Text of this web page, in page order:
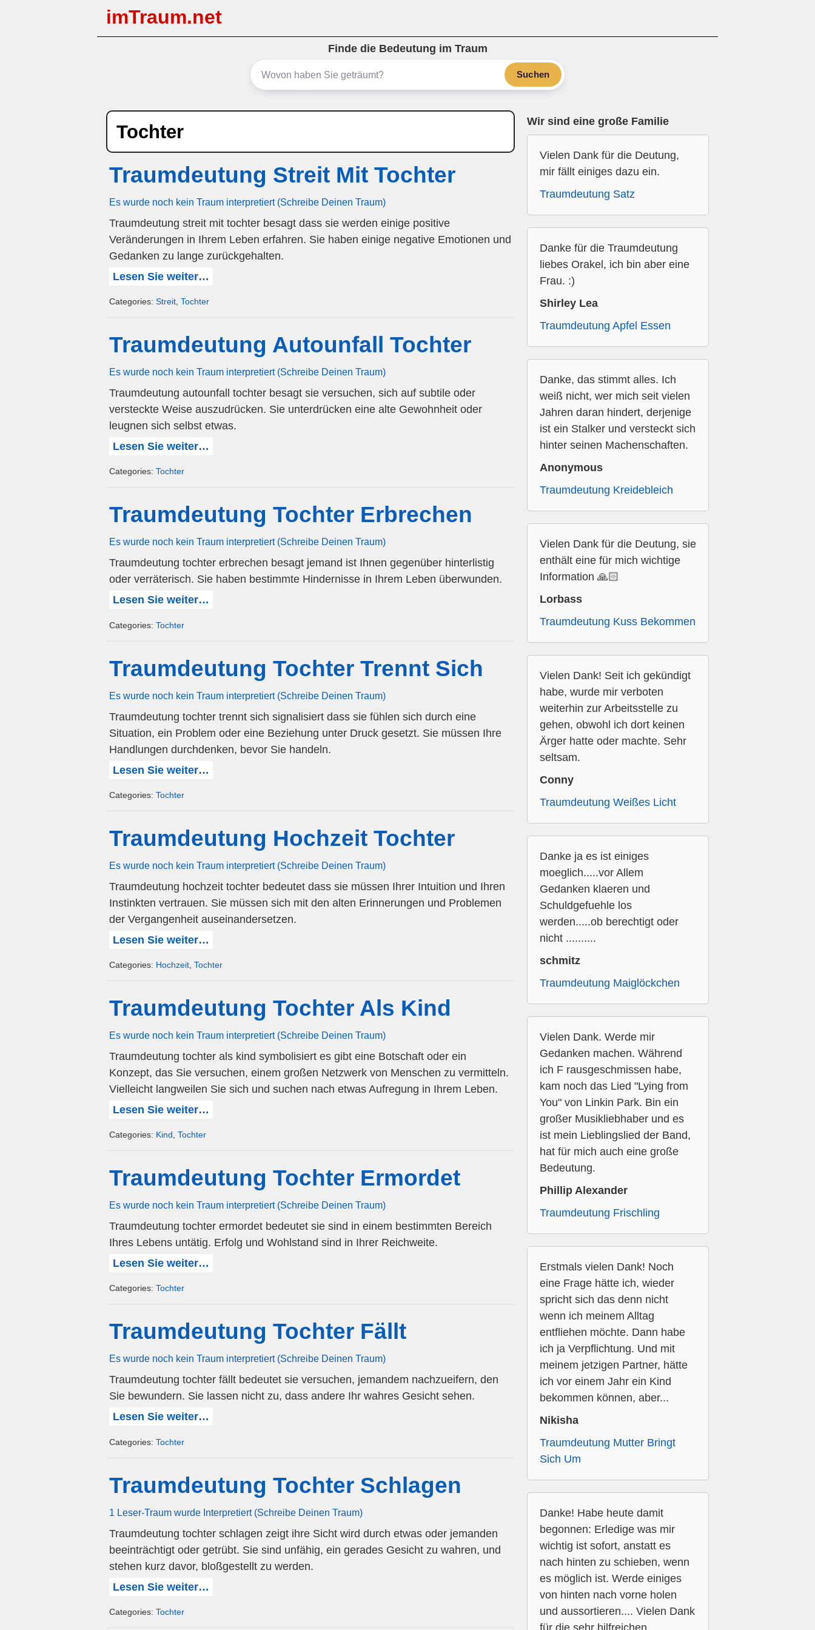
imTraum.net
Finde die Bedeutung im Traum
Suchen
Tochter
Traumdeutung Streit Mit Tochter
Es wurde noch kein Traum interpretiert (Schreibe Deinen Traum)
Traumdeutung streit mit tochter besagt dass sie werden einige positive
Veränderungen in Ihrem Leben erfahren. Sie haben einige negative Emotionen und
Gedanken zu lange zurückgehalten.
Lesen Sie weiter…
Categories: Streit Tochter
Traumdeutung Autounfall Tochter
Es wurde noch kein Traum interpretiert (Schreibe Deinen Traum)
Traumdeutung autounfall tochter besagt sie versuchen, sich auf subtile oder
versteckte Weise auszudrücken. Sie unterdrücken eine alte Gewohnheit oder
leugnen sich selbst etwas.
Lesen Sie weiter…
Categories: Tochter
Traumdeutung Tochter Erbrechen
Es wurde noch kein Traum interpretiert (Schreibe Deinen Traum)
Traumdeutung tochter erbrechen besagt jemand ist Ihnen gegenüber hinterlistig
oder verräterisch. Sie haben bestimmte Hindernisse in Ihrem Leben überwunden.
Lesen Sie weiter…
Categories: Tochter
Traumdeutung Tochter Trennt Sich
Es wurde noch kein Traum interpretiert (Schreibe Deinen Traum)
Traumdeutung tochter trennt sich signalisiert dass sie fühlen sich durch eine
Situation, ein Problem oder eine Beziehung unter Druck gesetzt. Sie müssen Ihre
Handlungen durchdenken, bevor Sie handeln.
Lesen Sie weiter…
Categories: Tochter
Traumdeutung Hochzeit Tochter
Es wurde noch kein Traum interpretiert (Schreibe Deinen Traum)
Traumdeutung hochzeit tochter bedeutet dass sie müssen Ihrer Intuition und Ihren
Instinkten vertrauen. Sie müssen sich mit den alten Erinnerungen und Problemen
der Vergangenheit auseinandersetzen.
Lesen Sie weiter…
Categories: Hochzeit Tochter
Traumdeutung Tochter Als Kind
Es wurde noch kein Traum interpretiert (Schreibe Deinen Traum)
Traumdeutung tochter als kind symbolisiert es gibt eine Botschaft oder ein
Konzept, das Sie versuchen, einem großen Netzwerk von Menschen zu vermitteln.
Vielleicht langweilen Sie sich und suchen nach etwas Aufregung in Ihrem Leben.
Lesen Sie weiter…
Categories: Kind Tochter
Traumdeutung Tochter Ermordet
Es wurde noch kein Traum interpretiert (Schreibe Deinen Traum)
Traumdeutung tochter ermordet bedeutet sie sind in einem bestimmten Bereich
Ihres Lebens untätig. Erfolg und Wohlstand sind in Ihrer Reichweite.
Lesen Sie weiter…
Categories: Tochter
Traumdeutung Tochter Fällt
Es wurde noch kein Traum interpretiert (Schreibe Deinen Traum)
Traumdeutung tochter fällt bedeutet sie versuchen, jemandem nachzueifern, den
Sie bewundern. Sie lassen nicht zu, dass andere Ihr wahres Gesicht sehen.
Lesen Sie weiter…
Categories: Tochter
Traumdeutung Tochter Schlagen
1 Leser-Traum wurde Interpretiert (Schreibe Deinen Traum)
Traumdeutung tochter schlagen zeigt ihre Sicht wird durch etwas oder jemanden
beeinträchtigt oder getrübt. Sie sind unfähig, ein gerades Gesicht zu wahren, und
stehen kurz davor, bloßgestellt zu werden.
Lesen Sie weiter…
Categories: Tochter
Wir sind eine große Familie
Vielen Dank für die Deutung,
mir fällt einiges dazu ein.
Traumdeutung Satz
Danke für die Traumdeutung
liebes Orakel, ich bin aber eine
Frau. :)
Shirley Lea
Traumdeutung Apfel Essen
Danke, das stimmt alles. Ich
weiß nicht, wer mich seit vielen
Jahren daran hindert, derjenige
ist ein Stalker und versteckt sich
hinter seinen Machenschaften.
Anonymous
Traumdeutung Kreidebleich
Vielen Dank für die Deutung, sie
enthält eine für mich wichtige
Information 🙏🏻
Lorbass
Traumdeutung Kuss Bekommen
Vielen Dank! Seit ich gekündigt
habe, wurde mir verboten
weiterhin zur Arbeitsstelle zu
gehen, obwohl ich dort keinen
Ärger hatte oder machte. Sehr
seltsam.
Conny
Traumdeutung Weißes Licht
Danke ja es ist einiges
moeglich.....vor Allem
Gedanken klaeren und
Schuldgefuehle los
werden.....ob berechtigt oder
nicht ..........
schmitz
Traumdeutung Maiglöckchen
Vielen Dank. Werde mir
Gedanken machen. Während
ich F rausgeschmissen habe,
kam noch das Lied "Lying from
You" von Linkin Park. Bin ein
großer Musikliebhaber und es
ist mein Lieblingslied der Band,
hat für mich auch eine große
Bedeutung.
Phillip Alexander
Traumdeutung Frischling
Erstmals vielen Dank! Noch
eine Frage hätte ich, wieder
spricht sich das denn nicht
wenn ich meinem Alltag
entfliehen möchte. Dann habe
ich ja Verpflichtung. Und mit
meinem jetzigen Partner, hätte
ich vor einem Jahr ein Kind
bekommen können, aber...
Nikisha
Traumdeutung Mutter Bringt
Sich Um
Danke! Habe heute damit
begonnen: Erledige was mir
wichtig ist sofort, anstatt es
nach hinten zu schieben, wenn
es möglich ist. Werde einiges
von hinten nach vorne holen
und aussortieren.... Vielen Dank
für die sehr hilfreichen